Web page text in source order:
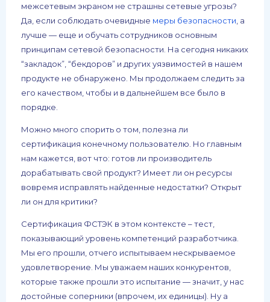
межсетевым экраном не страшны сетевые угрозы?
Да, если соблюдать очевидные меры безопасности, а
лучше — еще и обучать сотрудников основным
принципам сетевой безопасности. На сегодня никаких
“закладок”, “бекдоров” и других уязвимостей в нашем
продукте не обнаружено. Мы продолжаем следить за
его качеством, чтобы и в дальнейшем все было в
порядке.
Можно много спорить о том, полезна ли
сертификация конечному пользователю. Но главным
нам кажется, вот что: готов ли производитель
дорабатывать свой продукт? Имеет ли он ресурсы
вовремя исправлять найденные недостатки? Открыт
ли он для критики?
Сертификация ФСТЭК в этом контексте – тест,
показывающий уровень компетенций разработчика.
Мы его прошли, отчего испытываем нескрываемое
удовлетворение. Мы уважаем наших конкурентов,
которые также прошли это испытание — значит, у нас
достойные соперники (впрочем, их единицы). Ну а